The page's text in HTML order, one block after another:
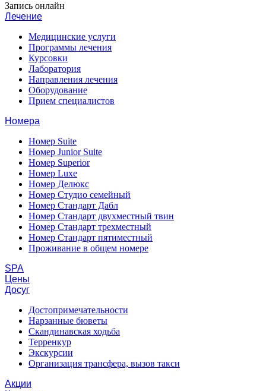
Запись онлайн
Лечение
Медицинские услуги
Программы лечения
Курсовки
Лаборатория
Направления лечения
Оборудование
Прием специалистов
Номера
Номер Suite
Номер Junior Suite
Номер Superior
Номер Luxe
Номер Делюкс
Номер Студио семейный
Номер Стандарт Дабл
Номер Стандарт двухместный твин
Номер Стандарт трехместный
Номер Стандарт пятиместный
Проживание в общем номере
SPA
Цены
Досуг
Достопримечательности
Нарзанные бюветы
Скандинавская ходьба
Терренкур
Экскурсии
Организация трансфера, вызов такси
Акции